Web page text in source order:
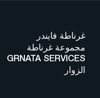
غرناطة فايندر
مجموعة غرناطة
GRNATA SERVICES
الزوار